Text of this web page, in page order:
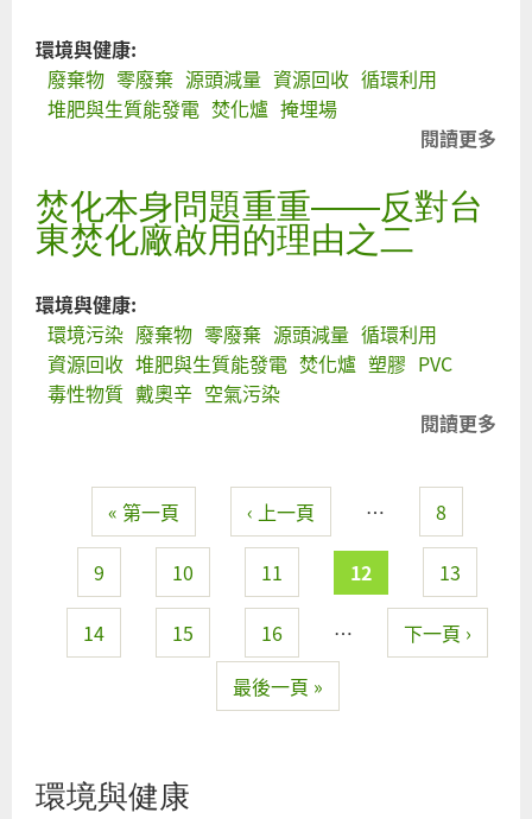
環境與健康:
廢棄物 零廢棄 源頭減量 資源回收 循環利用
堆肥與生質能發電 焚化爐 掩埋場
閱讀更多
焚化本身問題重重――反對台
東焚化廠啟用的理由之二
環境與健康:
環境污染 廢棄物 零廢棄 源頭減量 循環利用
資源回收 堆肥與生質能發電 焚化爐 塑膠 PVC
毒性物質 戴奧辛 空氣污染
閱讀更多
頁面« 第一頁 ‹ 上一頁 … 8
9 10 11 12 13
14 15 16 …
下一頁 ›
最後一頁 »
環境與健康